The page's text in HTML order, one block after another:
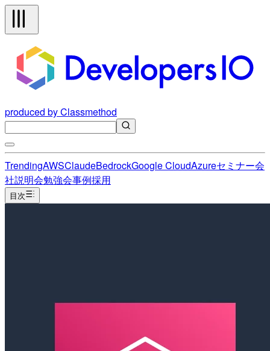
produced by Classmethod
TrendingAWSClaudeBedrockGoogle CloudAzureセミナー会
社説明会勉強会事例採用
目次